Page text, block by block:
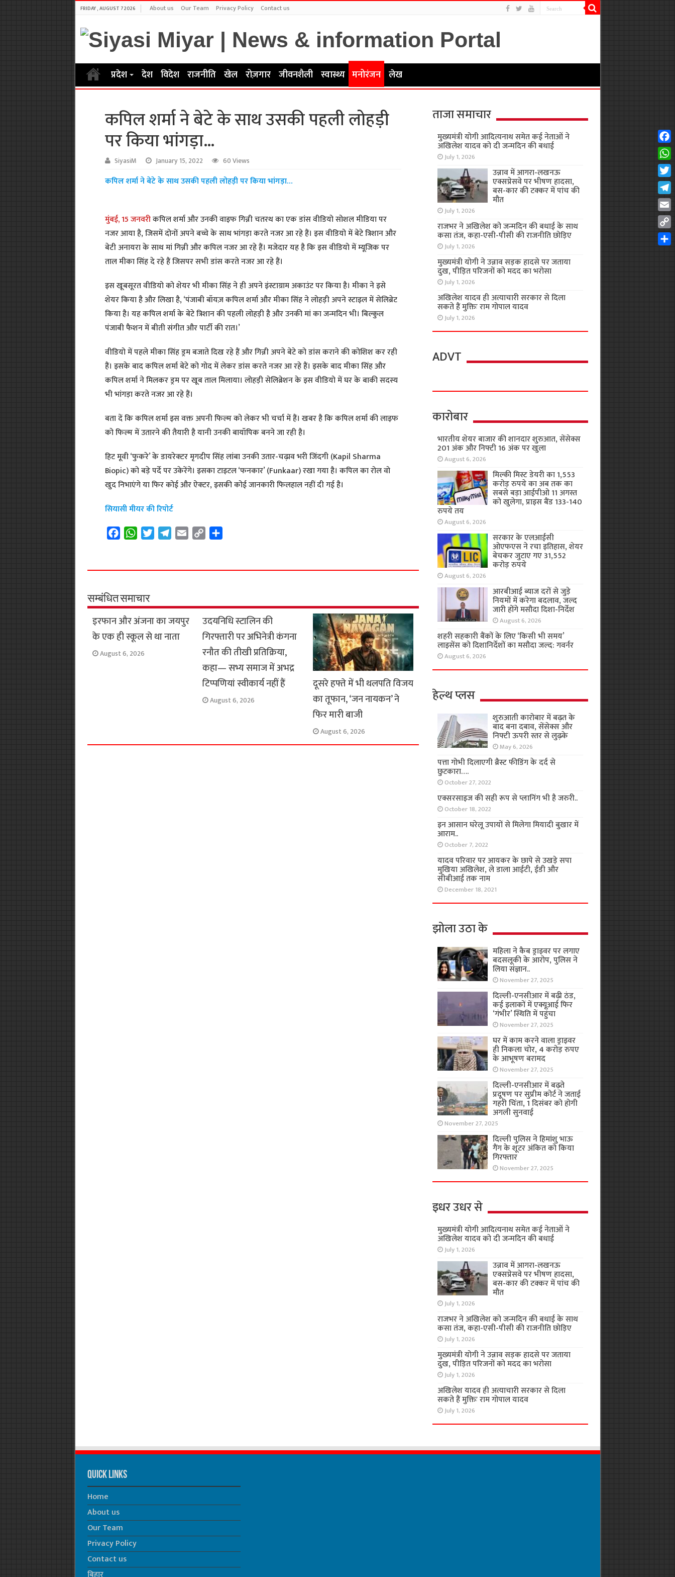
FRIDAY , AUGUST 7 2026 About us Our Team Privacy Policy Contact us
प्रदेश देश विदेश राजनीति खेल रोज़गार जीवनशैली स्वास्थ्य मनोरंजन लेख
कपिल शर्मा ने बेटे के साथ उसकी पहली लोहड़ी
पर किया भांगड़ा…
SiyasiM January 15, 2022 60 Views
कपिल शर्मा ने बेटे के साथ उसकी पहली लोहड़ी पर किया भांगड़ा…
मुंबई, 15 जनवरीकपिल शर्मा और उनकी वाइफ गिन्नी चतरथ का एक डांस वीडियो सोशल मीडिया पर
नजर आया है, जिसमें दोनों अपने बच्चे के साथ भांगड़ा करते नजर आ रहे हैं। इस वीडियो में बेटे त्रिशान और
बेटी अनायरा के साथ मां गिन्नी और कपिल नजर आ रहे हैं। मजेदार यह है कि इस वीडियो में म्यूजिक पर
ताल मीका सिंह दे रहे हैं जिसपर सभी डांस करते नजर आ रहे हैं।
इस खूबसूरत वीडियो को शेयर भी मीका सिंह ने ही अपने इंस्टाग्राम अकाउंट पर किया है। मीका ने इसे
शेयर किया है और लिखा है, ‘पंजाबी बॉयज़ कपिल शर्मा और मीका सिंह ने लोहड़ी अपने स्टाइल में सेलिब्रेट
किया है। यह कपिल शर्मा के बेटे त्रिशान की पहली लोहड़ी है और उनकी मां का जन्मदिन भी। बिल्कुल
पंजाबी फैशन में बीती संगीत और पार्टी की रात।’
वीडियो में पहले मीका सिंह ड्रम बजाते दिख रहे हैं और गिन्नी अपने बेटे को डांस कराने की कोशिश कर रही
हैं। इसके बाद कपिल शर्मा बेटे को गोद में लेकर डांस करते नजर आ रहे हैं। इसके बाद मीका सिंह और
कपिल शर्मा ने मिलकर ड्रम पर खूब ताल मिलाया। लोहड़ी सेलिब्रेशन के इस वीडियो में घर के बाकी सदस्य
भी भांगड़ा करते नजर आ रहे हैं।
बता दें कि कपिल शर्मा इस वक्त अपनी फिल्म को लेकर भी चर्चा में हैं। खबर है कि कपिल शर्मा की लाइफ
को फिल्म में उतारने की तैयारी है यानी उनकी बायॉपिक बनने जा रही है।
हिट मूवी ‘फुकरे’ के डायरेक्टर मृगदीप सिंह लांबा उनकी उतार-चढ़ाव भरी जिंदगी (Kapil Sharma
Biopic) को बड़े पर्दे पर उकेरेंगे। इसका टाइटल ‘फनकार’ (Funkaar) रखा गया है। कपिल का रोल वो
खुद निभाएंगे या फिर कोई और ऐक्टर, इसकी कोई जानकारी फिलहाल नहीं दी गई है।
सियासी मीयर की रिपोर्ट
e
o
o
k
W
t
A
p
p
t
r
e
a
m
i
y
n
k
r
सम्बंधित समाचार
इरफान और अंजना का जयपुर
के एक ही स्कूल से था नाता
August 6, 2026
उदयनिधि स्टालिन की
गिरफ्तारी पर अभिनेत्री कंगना
रनौत की तीखी प्रतिक्रिया,
कहा— सभ्य समाज में अभद्र
टिप्पणियां स्वीकार्य नहीं हैं
August 6, 2026
दूसरे हफ्ते में भी थलपति विजय
का तूफान, ‘जन नायकन’ ने
फिर मारी बाजी
August 6, 2026
ताजा समाचार
मुख्यमंत्री योगी आदित्यनाथ समेत कई नेताओं ने
अखिलेश यादव को दी जन्मदिन की बधाई
July 1, 2026
उन्नाव में आगरा-लखनऊ
एक्सप्रेसवे पर भीषण हादसा,
बस-कार की टक्कर में पांच की
मौत
July 1, 2026
राजभर ने अखिलेश को जन्मदिन की बधाई के साथ
कसा तंज, कहा-एसी-पीसी की राजनीति छोड़िए
July 1, 2026
मुख्यमंत्री योगी ने उन्नाव सड़क हादसे पर जताया
दुख, पीड़ित परिजनों को मदद का भरोसा
July 1, 2026
अखिलेश यादव ही अत्याचारी सरकार से दिला
सकते हैं मुक्तिः राम गोपाल यादव
July 1, 2026
ADVT
कारोबार
भारतीय शेयर बाजार की शानदार शुरुआत, सेंसेक्स
201 अंक और निफ्टी 16 अंक पर खुला
August 6, 2026
मिल्की मिस्ट डेयरी का 1,553
करोड़ रुपये का अब तक का
सबसे बड़ा आईपीओ 11 अगस्त
को खुलेगा, प्राइस बैंड 133-140
रुपये तय
August 6, 2026
सरकार के एलआईसी
ओएफएस ने रचा इतिहास, शेयर
बेचकर जुटाए गए 31,552
करोड़ रुपये
August 6, 2026
आरबीआई ब्याज दरों से जुड़े
नियमों में करेगा बदलाव, जल्द
जारी होंगे मसौदा दिशा-निर्देश
August 6, 2026
शहरी सहकारी बैंकों के लिए ‘किसी भी समय’
लाइसेंस को दिशानिर्देशों का मसौदा जल्द: गवर्नर
August 6, 2026
हेल्थ प्लस
शुरुआती कारोबार में बढ़त के
बाद बना दबाव, सेंसेक्स और
निफ्टी ऊपरी स्तर से लुढ़के
May 6, 2026
पत्ता गोभी दिलाएगी ब्रैस्ट फीडिंग के दर्द से
छुटकारा….
October 27, 2022
एक्सरसाइज की सही रूप से प्लानिंग भी है जरुरी..
October 18, 2022
इन आसान घरेलू उपायों से मिलेगा मियादी बुखार में
आराम..
October 7, 2022
यादव परिवार पर आयकर के छापे से उखड़े सपा
मुखिया अखिलेश, ले डाला आईटी, ईडी और
सीबीआई तक नाम
December 18, 2021
झोला उठा के
महिला ने कैब ड्राइवर पर लगाए
बदसलूकी के आरोप, पुलिस ने
लिया संज्ञान..
November 27, 2025
दिल्ली-एनसीआर में बढ़ी ठंड,
कई इलाकों में एक्यूआई फिर
‘गंभीर’ स्थिति में पहुंचा
November 27, 2025
घर में काम करने वाला ड्राइवर
ही निकला चोर, 4 करोड़ रुपए
के आभूषण बरामद
November 27, 2025
दिल्ली-एनसीआर में बढ़ते
प्रदूषण पर सुप्रीम कोर्ट ने जताई
गहरी चिंता, 1 दिसंबर को होगी
अगली सुनवाई
November 27, 2025
दिल्ली पुलिस ने हिमांशु भाऊ
गैंग के शूटर अंकित को किया
गिरफ्तार
November 27, 2025
इधर उधर से
मुख्यमंत्री योगी आदित्यनाथ समेत कई नेताओं ने
अखिलेश यादव को दी जन्मदिन की बधाई
July 1, 2026
उन्नाव में आगरा-लखनऊ
एक्सप्रेसवे पर भीषण हादसा,
बस-कार की टक्कर में पांच की
मौत
July 1, 2026
राजभर ने अखिलेश को जन्मदिन की बधाई के साथ
कसा तंज, कहा-एसी-पीसी की राजनीति छोड़िए
July 1, 2026
मुख्यमंत्री योगी ने उन्नाव सड़क हादसे पर जताया
दुख, पीड़ित परिजनों को मदद का भरोसा
July 1, 2026
अखिलेश यादव ही अत्याचारी सरकार से दिला
सकते हैं मुक्तिः राम गोपाल यादव
July 1, 2026
Quick Links
Home
About us
Our Team
Privacy Policy
Contact us
Copy
Link